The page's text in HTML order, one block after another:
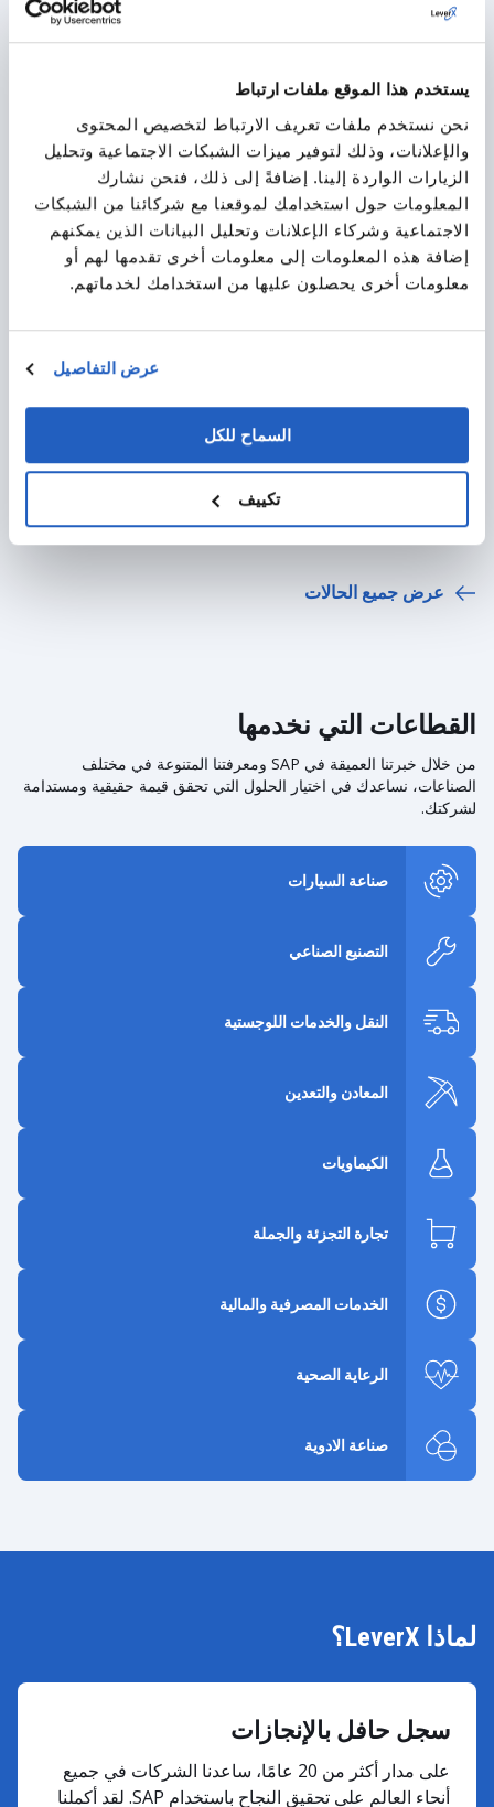
يستخدم هذا الموقع ملفات ارتباط
نحن نستخدم ملفات تعريف الارتباط لتخصيص المحتوى
والإعلانات، وذلك لتوفير ميزات الشبكات الاجتماعية وتحليل
الزيارات الواردة إلينا. إضافةً إلى ذلك، فنحن نشارك
المعلومات حول استخدامك لموقعنا مع شركائنا من الشبكات
الاجتماعية وشركاء الإعلانات وتحليل البيانات الذين يمكنهم
إضافة هذه المعلومات إلى معلومات أخرى تقدمها لهم أو
معلومات أخرى يحصلون عليها من استخدامك لخدماتهم.
عرض التفاصيل
السماح للكل
تكييف
Solution Development for Integrating
Regulatory Compliance in the end-to-end
LeverX assisted with facilitating the efficient and
compliant delivery of medicinal products.
Solution Development for Leveraging the
Power of SAP S/4HANA and SAP BTP
LeverX helped develop a solution to automate and
improve the clinical supplies process and gain better
visibility into the status of clinical supplies worldwide.
عرض جميع الحالات
القطاعات التي نخدمها
من خلال خبرتنا العميقة في SAP ومعرفتنا المتنوعة في مختلف
الصناعات، نساعدك في اختيار الحلول التي تحقق قيمة حقيقية ومستدامة
لشركتك.
صناعة السيارات
التصنيع الصناعي
النقل والخدمات اللوجستية
المعادن والتعدين
الكيماويات
تجارة التجزئة والجملة
الخدمات المصرفية والمالية
الرعاية الصحية
صناعة الادوية
لماذا LeverX؟
سجل حافل بالإنجازات
على مدار أكثر من 20 عامًا، ساعدنا الشركات في جميع
أنحاء العالم على تحقيق النجاح باستخدام SAP. لقد أكملنا